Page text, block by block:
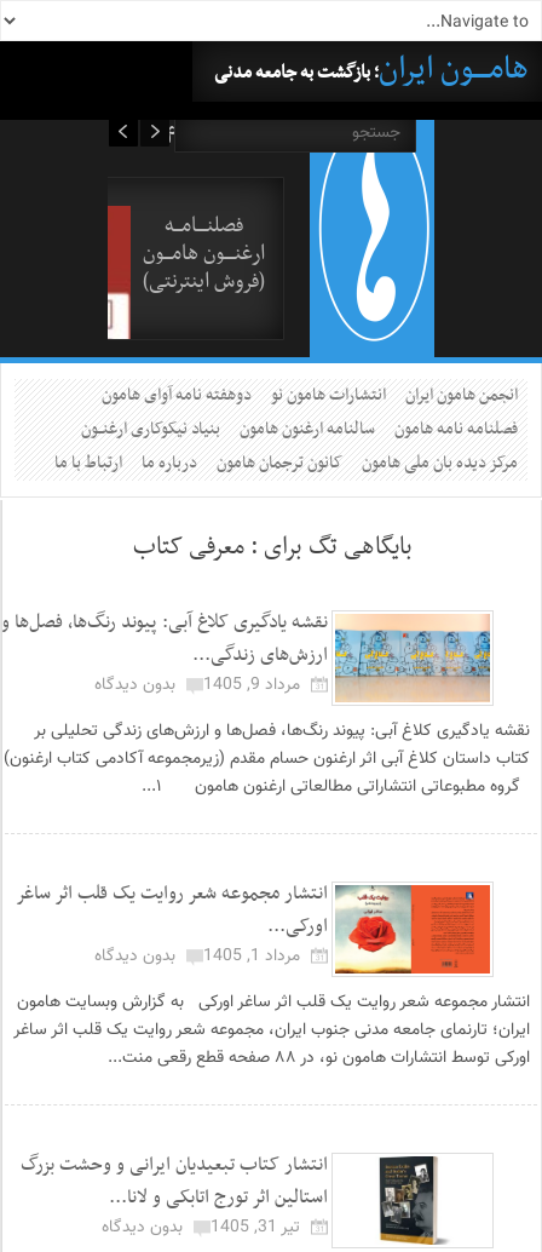
هامــــون ایران؛ بازگشت به جامعه مدنی
فصلنــــامـــه
ارغنــــون هامـــون
(فروش اینترنتی)
انجمن هامون ایران انتشارات هامون نو
دوهفته نامه آوای هامون
فصلنامه نامه هامون
سالنامه ارغنون هامون
بنیاد نیکوکاری ارغنــون
مرکز دیده بان ملی هامون
کانون ترجمان هامون درباره ما ارتباط با ما
بایگاهی تگ برای :معرفی کتاب
نقشه یادگیری کلاغ آبی: پیوند رنگ‌ها، فصل‌ها و
ارزش‌های زندگی...
مرداد 9, 1405
بدون دیدگاه
نقشه یادگیری کلاغ آبی: پیوند رنگ‌ها، فصل‌ها و ارزش‌های زندگی تحلیلی بر
کتاب داستان کلاغ آبی اثر ارغنون حسام مقدم (زیرمجموعه آکادمی کتاب ارغنون)
گروه مطبوعاتی انتشاراتی مطالعاتی ارغنون هامون ۱...
انتشار مجموعه شعر روایت یک قلب اثر ساغر
اورکی...
مرداد 1, 1405
بدون دیدگاه
انتشار مجموعه شعر روایت یک قلب اثر ساغر اورکی به گزارش وبسایت هامون
ایران؛ تارنمای جامعه مدنی جنوب ایران، مجموعه شعر روایت یک قلب اثر ساغر
اورکی توسط انتشارات هامون نو، در ۸۸ صفحه قطع رقعی منت...
انتشار کتاب تبعیدیان ایرانی و وحشت بزرگ
استالین اثر تورج اتابکی و لانا...
تیر 31, 1405
بدون دیدگاه